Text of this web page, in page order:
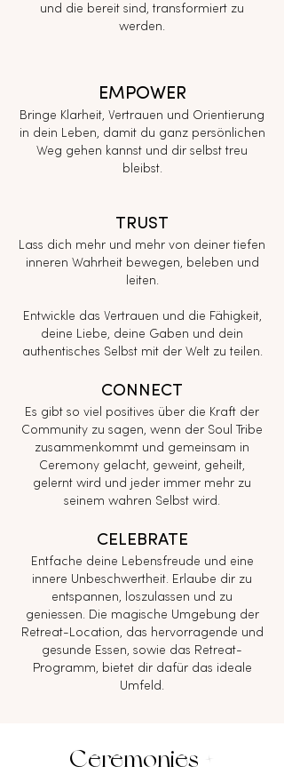
und die bereit sind, transformiert zu
werden.
EMPOWER
Bringe Klarheit, Vertrauen und Orientierung
in dein Leben, damit du ganz persönlichen
Weg gehen kannst und dir selbst treu
bleibst.
TRUST
Lass dich mehr und mehr von deiner tiefen
inneren Wahrheit bewegen, beleben und
leiten.
Entwickle das Vertrauen und die Fähigkeit,
deine Liebe, deine Gaben und dein
authentisches Selbst mit der Welt zu teilen.
CONNECT
Es gibt so viel positives über die Kraft der
Community zu sagen, wenn der Soul Tribe
zusammenkommt und gemeinsam in
Ceremony gelacht, geweint, geheilt,
gelernt wird und jeder immer mehr zu
seinem wahren Selbst wird.
CELEBRATE
Entfache deine Lebensfreude und eine
innere Unbeschwertheit. Erlaube dir zu
entspannen, loszulassen und zu
geniessen. Die magische Umgebung der
Retreat-Location, das hervorragende und
gesunde Essen, sowie das Retreat-
Programm, bietet dir dafür das ideale
Umfeld.
Ceremonies +